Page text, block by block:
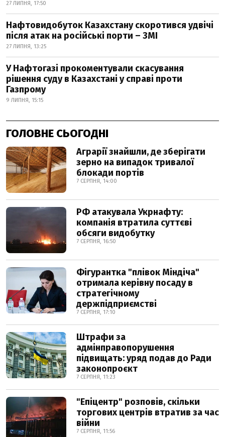
27 ЛИПНЯ, 17:50
Нафтовидобуток Казахстану скоротився удвічі
після атак на російські порти – ЗМІ
27 ЛИПНЯ, 13:25
У Нафтогазі прокоментували скасування
рішення суду в Казахстані у справі проти
Газпрому
9 ЛИПНЯ, 15:15
ГОЛОВНЕ СЬОГОДНІ
Аграрії знайшли, де зберігати
зерно на випадок тривалої
блокади портів
7 СЕРПНЯ, 14:00
РФ атакувала Укрнафту:
компанія втратила суттєві
обсяги видобутку
7 СЕРПНЯ, 16:50
Фігурантка "плівок Міндіча"
отримала керівну посаду в
стратегічному
держпідприємстві
7 СЕРПНЯ, 17:10
Штрафи за
адмінправопорушення
підвищать: уряд подав до Ради
законопроєкт
7 СЕРПНЯ, 11:23
"Епіцентр" розповів, скільки
торгових центрів втратив за час
війни
7 СЕРПНЯ, 11:56